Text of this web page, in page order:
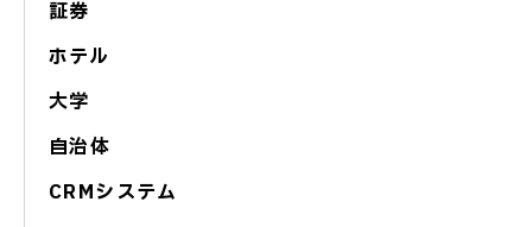
証券
ホテル
大学
自治体
CRMシステム